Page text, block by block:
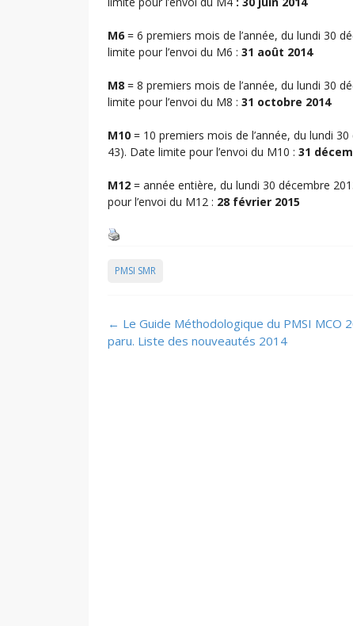
M6 = 6 premiers mois de l’année, du lundi 30
limite pour l’envoi du M6 : 31 août 2014
M8 = 8 premiers mois de l’année, du lundi 30
limite pour l’envoi du M8 : 31 octobre 2014
M10 = 10 premiers mois de l’année, du lundi
43). Date limite pour l’envoi du M10 : 31
M12 = année entière, du lundi 30 décembre
pour l’envoi du M12 : 28 février 2015
PMSI SMR
Post
navigation
← Le Guide Méthodologique du PMSI MCO
paru. Liste des nouveautés 2014